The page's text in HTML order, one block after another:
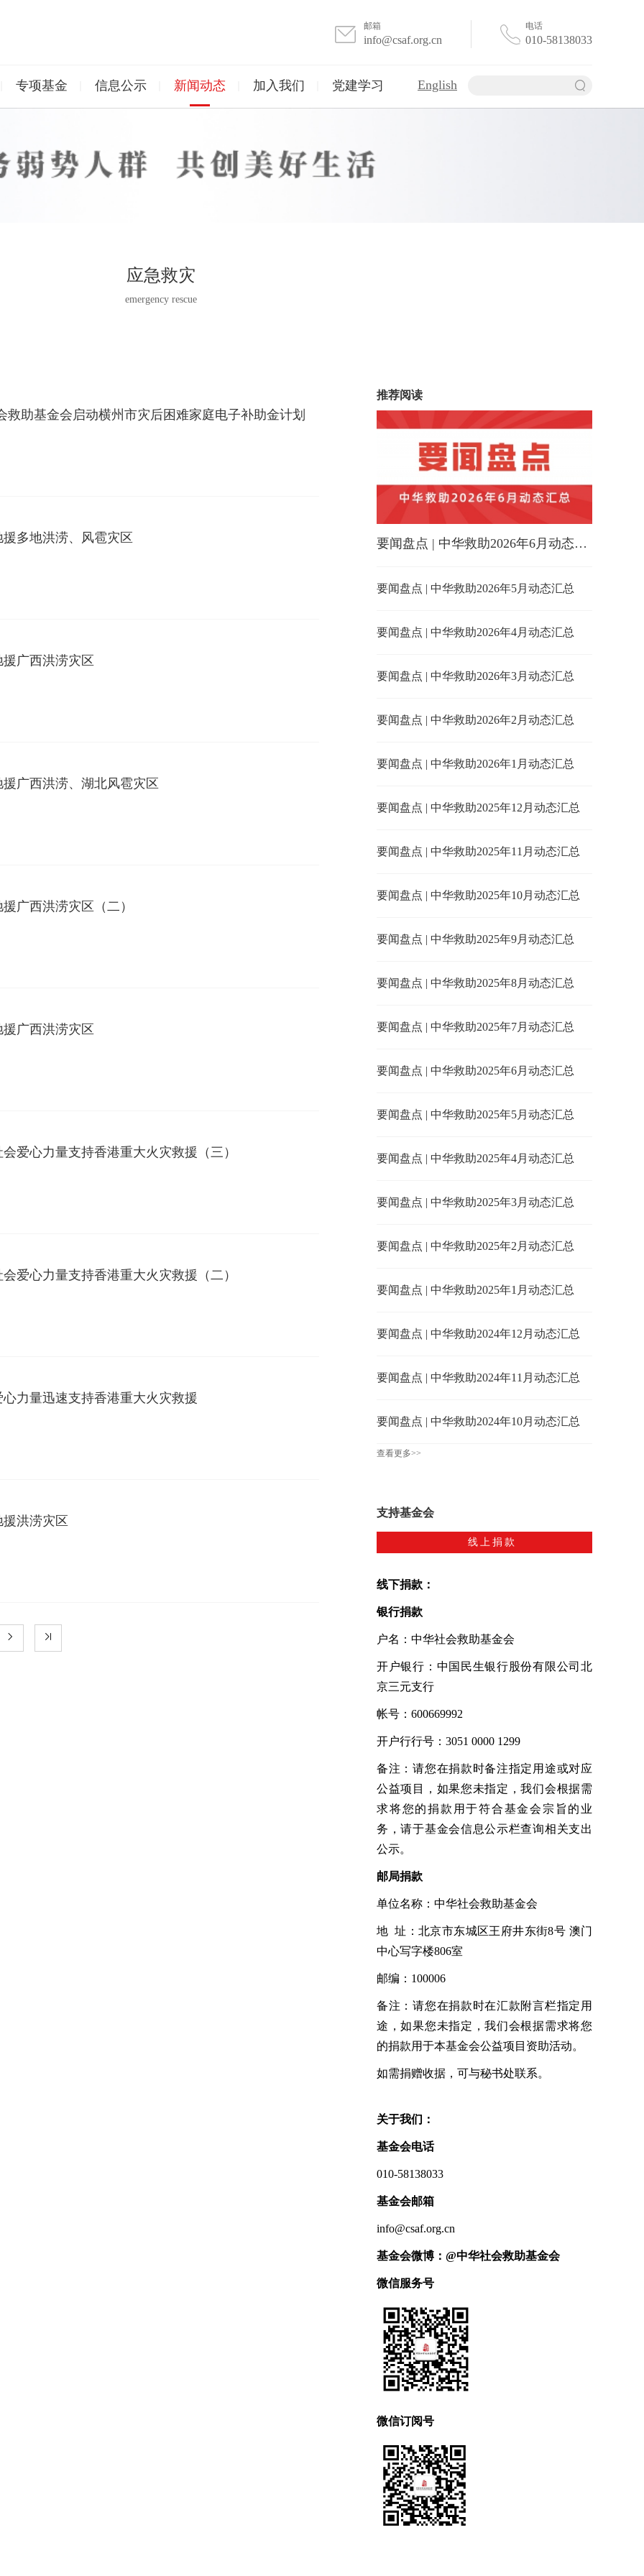
邮箱
info@csaf.org.cn
电话
010-58138033
专项基金 信息公示 新闻动态 加入我们 党建学习 English
应急救灾
emergency rescue
救助基金会启动横州市灾后困难家庭电子补助金计划
多地洪涝、风雹灾区
广西洪涝灾区
广西洪涝、湖北风雹灾区
广西洪涝灾区（二）
广西洪涝灾区
爱心力量支持香港重大火灾救援（三）
爱心力量支持香港重大火灾救援（二）
力量迅速支持香港重大火灾救援
洪涝灾区
推荐阅读
要闻盘点 | 中华救助2026年6月动态汇总
要闻盘点 | 中华救助2026年5月动态汇总
要闻盘点 | 中华救助2026年4月动态汇总
要闻盘点 | 中华救助2026年3月动态汇总
要闻盘点 | 中华救助2026年2月动态汇总
要闻盘点 | 中华救助2026年1月动态汇总
要闻盘点 | 中华救助2025年12月动态汇总
要闻盘点 | 中华救助2025年11月动态汇总
要闻盘点 | 中华救助2025年10月动态汇总
要闻盘点 | 中华救助2025年9月动态汇总
要闻盘点 | 中华救助2025年8月动态汇总
要闻盘点 | 中华救助2025年7月动态汇总
要闻盘点 | 中华救助2025年6月动态汇总
要闻盘点 | 中华救助2025年5月动态汇总
要闻盘点 | 中华救助2025年4月动态汇总
要闻盘点 | 中华救助2025年3月动态汇总
要闻盘点 | 中华救助2025年2月动态汇总
要闻盘点 | 中华救助2025年1月动态汇总
要闻盘点 | 中华救助2024年12月动态汇总
要闻盘点 | 中华救助2024年11月动态汇总
要闻盘点 | 中华救助2024年10月动态汇总
查看更多>>
支持基金会
线上捐款
线下捐款：
银行捐款
户名：中华社会救助基金会
开户银行：中国民生银行股份有限公司北
京三元支行
帐号：600669992
开户行行号：3051 0000 1299
备注：请您在捐款时备注指定用途或对应
公益项目，如果您未指定，我们会根据需
求将您的捐款用于符合基金会宗旨的业
务，请于基金会信息公示栏查询相关支出
公示。
邮局捐款
单位名称：中华社会救助基金会
地 址：北京市东城区王府井东街8号 澳门
中心写字楼806室
邮编：100006
备注：请您在捐款时在汇款附言栏指定用
途，如果您未指定，我们会根据需求将您
的捐款用于本基金会公益项目资助活动。
如需捐赠收据，可与秘书处联系。
关于我们：
基金会电话
010-58138033
基金会邮箱
info@csaf.org.cn
基金会微博：@中华社会救助基金会
微信服务号
微信订阅号